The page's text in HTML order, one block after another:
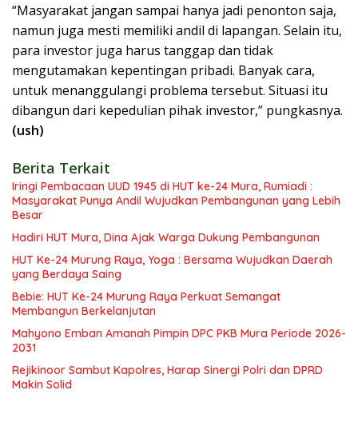
“Masyarakat jangan sampai hanya jadi penonton saja,
namun juga mesti memiliki andil di lapangan. Selain itu,
para investor juga harus tanggap dan tidak
mengutamakan kepentingan pribadi. Banyak cara,
untuk menanggulangi problema tersebut. Situasi itu
dibangun dari kepedulian pihak investor,” pungkasnya.
(ush)
Berita Terkait
Iringi Pembacaan UUD 1945 di HUT ke-24 Mura, Rumiadi :
Masyarakat Punya Andil Wujudkan Pembangunan yang Lebih
Besar
Hadiri HUT Mura, Dina Ajak Warga Dukung Pembangunan
HUT Ke-24 Murung Raya, Yoga : Bersama Wujudkan Daerah
yang Berdaya Saing
Bebie: HUT Ke-24 Murung Raya Perkuat Semangat
Membangun Berkelanjutan
Mahyono Emban Amanah Pimpin DPC PKB Mura Periode 2026-
2031
Rejikinoor Sambut Kapolres, Harap Sinergi Polri dan DPRD
Makin Solid